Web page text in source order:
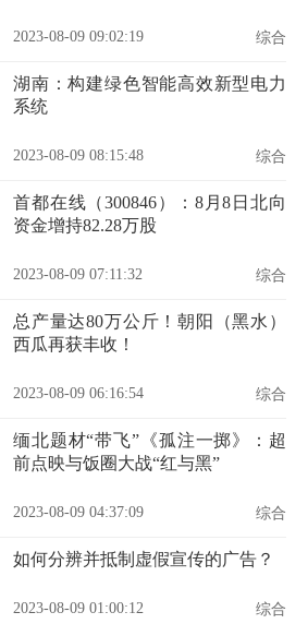
2023-08-09 09:02:19 综合
湖南：构建绿色智能高效新型电力
系统
2023-08-09 08:15:48 综合
首都在线（300846）：8月8日北向
资金增持82.28万股
2023-08-09 07:11:32 综合
总产量达80万公斤！朝阳（黑水）
西瓜再获丰收！
2023-08-09 06:16:54 综合
缅北题材“带飞”《孤注一掷》：超
前点映与饭圈大战“红与黑”
2023-08-09 04:37:09 综合
如何分辨并抵制虚假宣传的广告？
2023-08-09 01:00:12 综合